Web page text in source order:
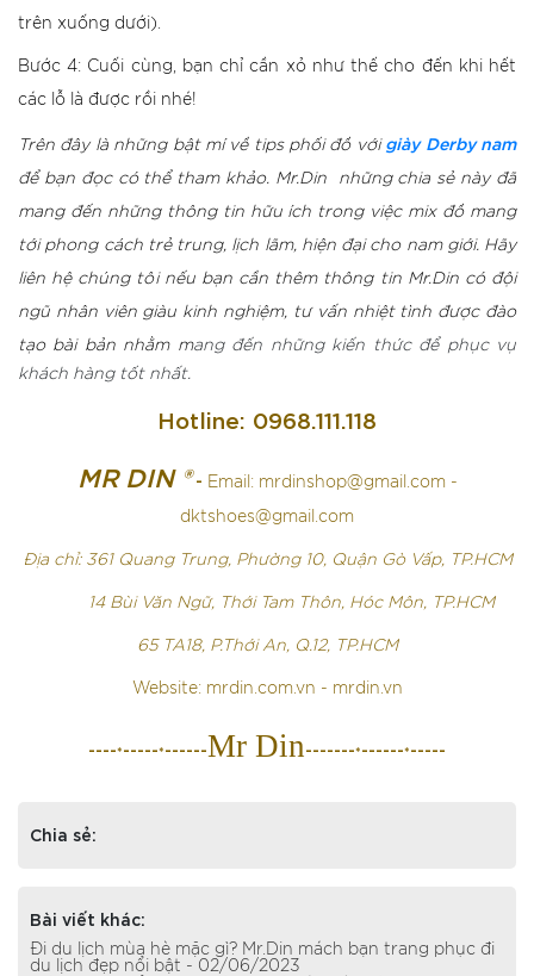
trên xuống dưới).
Bước 4: Cuối cùng, bạn chỉ cần xỏ như thế cho đến khi hết
các lỗ là được rồi nhé!
Trên đây là những bật mí về tips phối đồ với giày Derby nam
để bạn đọc có thể tham khảo. Mr.Din những chia sẻ này đã
mang đến những thông tin hữu ích trong việc mix đồ mang
tới phong cách trẻ trung, lịch lãm, hiện đại cho nam giới. Hãy
liên hệ chúng tôi nếu bạn cần thêm thông tin Mr.Din có đội
ngũ nhân viên giàu kinh nghiệm, tư vấn nhiệt tình được đào
tạo bài bản nhằm mang đến những kiến thức để phục vụ
khách hàng tốt nhất.
Hotline: 0968.111.118
MR DIN ®- Email: mrdinshop@gmail.com -
dktshoes@gmail.com
Địa chỉ: 361 Quang Trung, Phường 10, Quận Gò Vấp, TP.HCM
14 Bùi Văn Ngữ, Thới Tam Thôn, Hóc Môn, TP.HCM
65 TA18, P.Thới An, Q.12, TP.HCM
Website: mrdin.com.vn - mrdin.vn
----*-----*------Mr Din-------*------*-----
Chia sẻ:
Bài viết khác:
Đi du lịch mùa hè mặc gì? Mr.Din mách bạn trang phục đi
du lịch đẹp nổi bật - 02/06/2023